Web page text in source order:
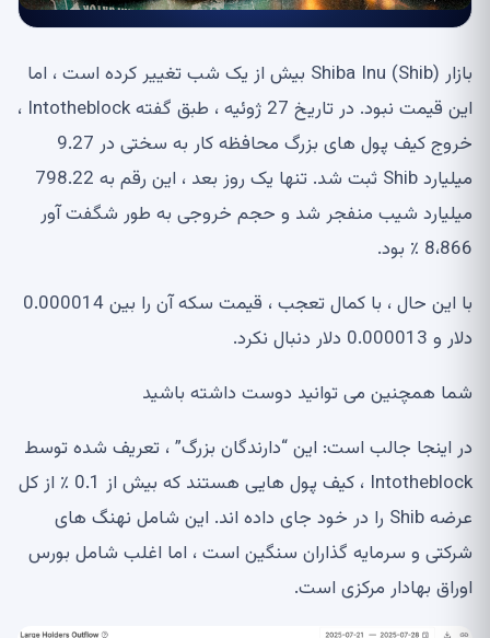
بازار Shiba Inu (Shib) بیش از یک شب تغییر کرده است ، اما
این قیمت نبود. در تاریخ 27 ژوئیه ، طبق گفته Intotheblock ،
خروج کیف پول های بزرگ محافظه کار به سختی در 9.27
میلیارد Shib ثبت شد. تنها یک روز بعد ، این رقم به 798.22
میلیارد شیب منفجر شد و حجم خروجی به طور شگفت آور
8،866 ٪ بود.
با این حال ، با کمال تعجب ، قیمت سکه آن را بین 0.000014
دلار و 0.000013 دلار دنبال نکرد.
شما همچنین می توانید دوست داشته باشید
در اینجا جالب است: این “دارندگان بزرگ” ، تعریف شده توسط
Intotheblock ، کیف پول هایی هستند که بیش از 0.1 ٪ از کل
عرضه Shib را در خود جای داده اند. این شامل نهنگ های
شرکتی و سرمایه گذاران سنگین است ، اما اغلب شامل بورس
اوراق بهادار مرکزی است.